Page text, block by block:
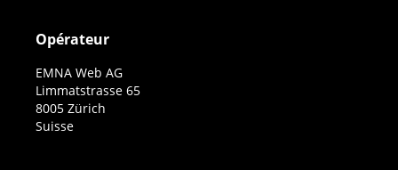
Opérateur
EMNA Web AG
Limmatstrasse 65
8005 Zürich
Suisse